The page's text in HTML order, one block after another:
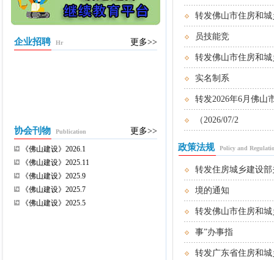
企业招聘 Hr 更多>>
协会刊物 Publication 更多>>
《佛山建设》2026.1
《佛山建设》2025.11
《佛山建设》2025.9
《佛山建设》2025.7
《佛山建设》2025.5
转发佛山市住房和
员技能竞
转发佛山市住房和
实名制系
转发2026年6月佛山
（2026/07/2
政策法规Policy and
转发住房城乡建设
境的通知
转发佛山市住房和
事”办事指
转发广东省住房和